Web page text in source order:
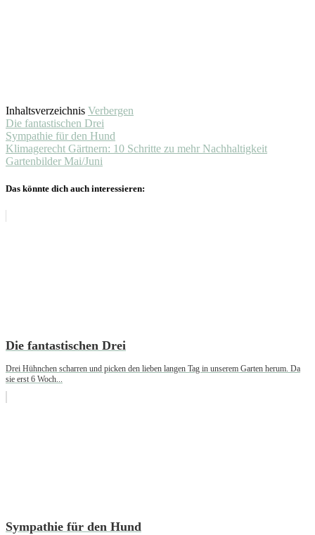
Inhaltsverzeichnis Verbergen
Die fantastischen Drei
Sympathie für den Hund
Klimagerecht Gärtnern: 10 Schritte zu mehr Nachhaltigkeit
Gartenbilder Mai/Juni
Das könnte dich auch interessieren:
Die fantastischen Drei
Drei Hühnchen scharren und picken den lieben langen Tag in unserem Garten herum. Da
sie erst 6 Woch...
Sympathie für den Hund